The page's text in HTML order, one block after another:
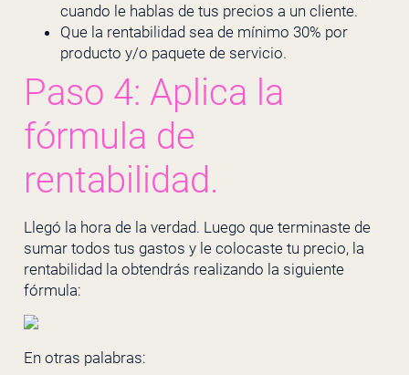
cuando le hablas de tus precios a un cliente.
Que la rentabilidad sea de mínimo 30% por
producto y/o paquete de servicio.
Paso 4: Aplica la
fórmula de
rentabilidad.
Llegó la hora de la verdad. Luego que terminaste de
sumar todos tus gastos y le colocaste tu precio, la
rentabilidad la obtendrás realizando la siguiente
fórmula:
En otras palabras: